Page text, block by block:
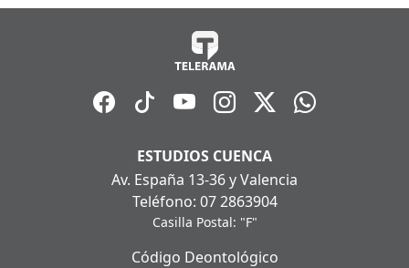
ESTUDIOS CUENCA
Av. España 13-36 y Valencia
Teléfono: 07 2863904
Casilla Postal: "F"
Código Deontológico